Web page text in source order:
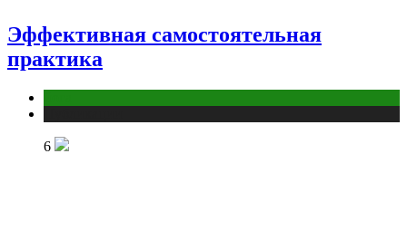
Эффективная самостоятельная
практика
6